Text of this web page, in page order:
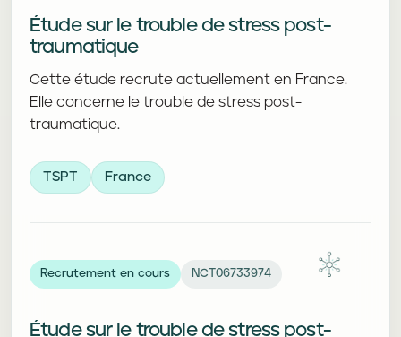
Étude sur le trouble de stress post-
traumatique
Cette étude recrute actuellement en France.
Elle concerne le trouble de stress post-
traumatique.
TSPT France
Recrutement en cours NCT06733974
Étude sur le trouble de stress post-